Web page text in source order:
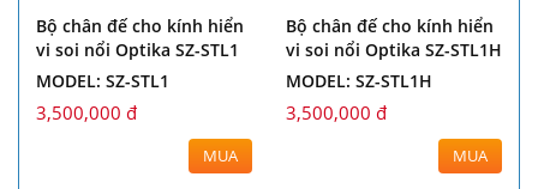
Bộ chân đế cho kính hiển
vi soi nổi Optika ST-155
MODEL: ST-155
2,500,000 đ
MUA
Bộ chân đế cho kính hiển
vi soi nổi Optika ST-156
MODEL: ST-156
2,500,000 đ
MUA